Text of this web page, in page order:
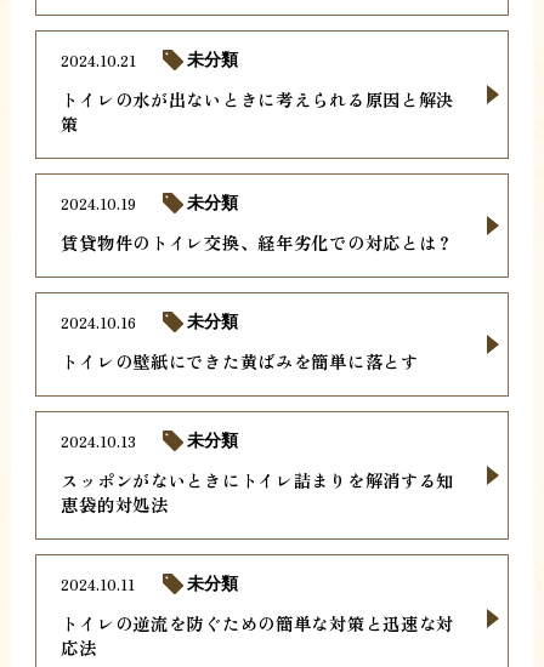
トイレの水が出ないときに考えられる原因と解決
策
2024.10.21 未分類
賃貸物件のトイレ交換、経年劣化での対応とは？
2024.10.19 未分類
トイレの壁紙にできた黄ばみを簡単に落とす
2024.10.16 未分類
スッポンがないときにトイレ詰まりを解消する知
恵袋的対処法
2024.10.13 未分類
トイレの逆流を防ぐための簡単な対策と迅速な対
応法
2024.10.11 未分類